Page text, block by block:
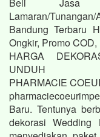
Beli Jasa
Lamaran/
Bandung Terbaru
Ongkir, Promo COD,
HARGA
UNDUH
PHARMACIE
Baru. Tentunya
dekorasi